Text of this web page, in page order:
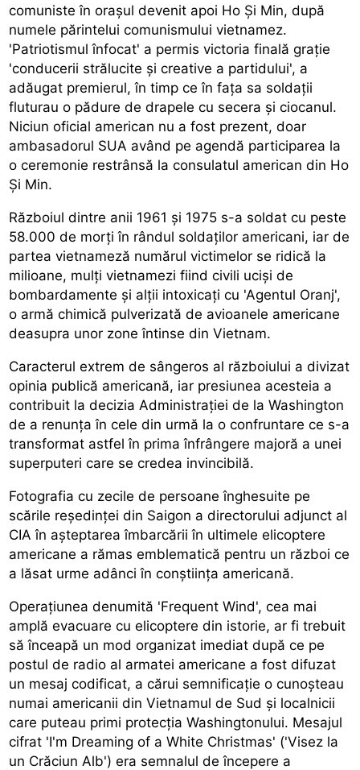
comuniste în orașul devenit apoi Ho Și Min, după
numele părintelui comunismului vietnamez.
'Patriotismul înfocat' a permis victoria finală grație
'conducerii strălucite și creative a partidului', a
adăugat premierul, în timp ce în fața sa soldații
fluturau o pădure de drapele cu secera și ciocanul.
Niciun oficial american nu a fost prezent, doar
ambasadorul SUA având pe agendă participarea la
o ceremonie restrânsă la consulatul american din Ho
Și Min.
Războiul dintre anii 1961 și 1975 s-a soldat cu peste
58.000 de morți în rândul soldaților americani, iar de
partea vietnameză numărul victimelor se ridică la
milioane, mulți vietnamezi fiind civili uciși de
bombardamente și alții intoxicați cu 'Agentul Oranj',
o armă chimică pulverizată de avioanele americane
deasupra unor zone întinse din Vietnam.
Caracterul extrem de sângeros al războiului a divizat
opinia publică americană, iar presiunea acesteia a
contribuit la decizia Administrației de la Washington
de a renunța în cele din urmă la o confruntare ce s-a
transformat astfel în prima înfrângere majoră a unei
superputeri care se credea invincibilă.
Fotografia cu zecile de persoane înghesuite pe
scările reședinței din Saigon a directorului adjunct al
CIA în așteptarea îmbarcării în ultimele elicoptere
americane a rămas emblematică pentru un război ce
a lăsat urme adânci în conștiința americană.
Operațiunea denumită 'Frequent Wind', cea mai
amplă evacuare cu elicoptere din istorie, ar fi trebuit
să înceapă un mod organizat imediat după ce pe
postul de radio al armatei americane a fost difuzat
un mesaj codificat, a cărui semnificație o cunoșteau
numai americanii din Vietnamul de Sud și localnicii
care puteau primi protecția Washingtonului. Mesajul
cifrat 'I'm Dreaming of a White Christmas' ('Visez la
un Crăciun Alb') era semnalul de începere a